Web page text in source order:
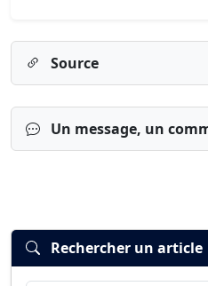
Source
Un message, un
Rechercher un article